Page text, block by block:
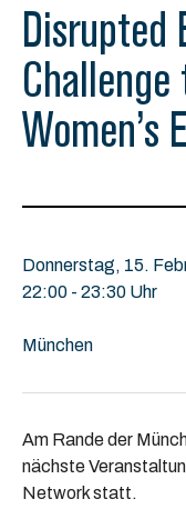
Disrupted
Women’s
Donnerstag, 15.
22:00 - 23:30 Uhr
München
Am Rande der
nächste
Network statt.